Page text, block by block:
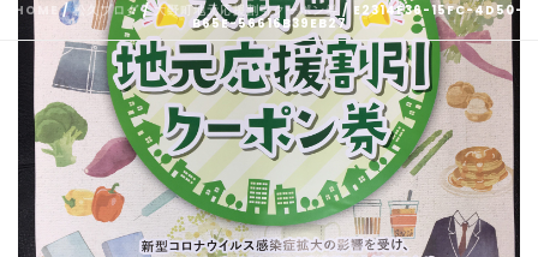
HOME/松久ブログ/大野町地元応援割引クーポン券 / E2314F36-15FC-4D50-
B65E-56616B39EB27